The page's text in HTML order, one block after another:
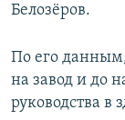
ПОБЕДИТЕЛЕЙ НЕ
ELIFBE
УКРАИНСКАЯ
ПРИСОЕДИНЯЙТЕСЬ!
Белозёров.
По его
на завод и до
руководства в